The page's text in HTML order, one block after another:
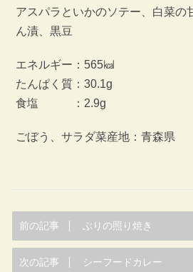
アスパラといかのソテー、白菜の
ん漬、黒豆
エネルギー：565㎉
たんぱく質：30.1g
食塩 ：2.9g
ごぼう、サラダ菜産地：青森県
前の記事 ぶりの照り焼き
次の記事 シーフードカレー